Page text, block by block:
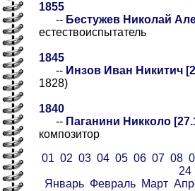
1855
-- Бестужев Николай
естествоиспытатель
1845
-- Инзов Иван Никитич
1828)
1840
-- Паганини Никколо
композитор
01 02 03 04 05 06 07 08
24
Январь Февраль Март